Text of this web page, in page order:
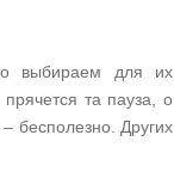
выбираем для их
та пауза, о
бесполезно. Других